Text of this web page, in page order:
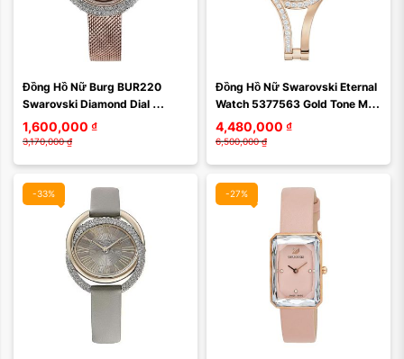
Đồng Hồ Nữ Burg BUR220
Swarovski Diamond Dial
Stainless Steel Mesh Bracelet
Màu Vàng Hồng
1,600,000 ₫
3,170,000 ₫
Đồng Hồ Nữ Swarovski Eternal
Watch 5377563 Gold Tone Màu
Vàng Champagne
4,480,000 ₫
6,500,000 ₫
-33%
Màu mặt:
Xóa
-27%
Màu mặt:
Xóa
Màu mặt: Màu mặt: